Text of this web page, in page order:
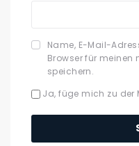
Name, E-Mail-
Browser für
speichern.
Ja, füge mich zu der